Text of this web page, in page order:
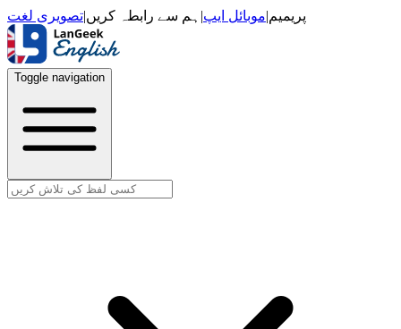
پریمیم|موبائل ایپ| ہم سے رابطہ کریں|تصویری لغت
Toggle navigation